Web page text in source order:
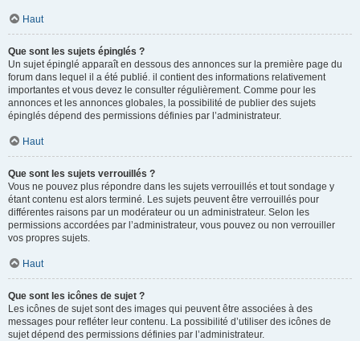
Haut
Que sont les sujets épinglés ?
Un sujet épinglé apparaît en dessous des annonces sur la première page du
forum dans lequel il a été publié. il contient des informations relativement
importantes et vous devez le consulter régulièrement. Comme pour les
annonces et les annonces globales, la possibilité de publier des sujets
épinglés dépend des permissions définies par l’administrateur.
Haut
Que sont les sujets verrouillés ?
Vous ne pouvez plus répondre dans les sujets verrouillés et tout sondage y
étant contenu est alors terminé. Les sujets peuvent être verrouillés pour
différentes raisons par un modérateur ou un administrateur. Selon les
permissions accordées par l’administrateur, vous pouvez ou non verrouiller
vos propres sujets.
Haut
Que sont les icônes de sujet ?
Les icônes de sujet sont des images qui peuvent être associées à des
messages pour refléter leur contenu. La possibilité d’utiliser des icônes de
sujet dépend des permissions définies par l’administrateur.